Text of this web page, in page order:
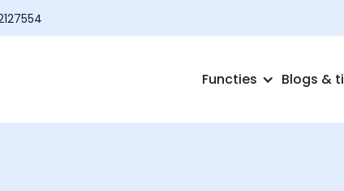
Functies Blogs &